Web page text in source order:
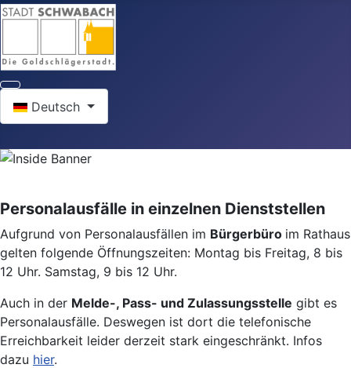
Deutsch
Personalausfälle in einzelnen Dienststellen
Aufgrund von Personalausfällen im Bürgerbüro im Rathaus
gelten folgende Öffnungszeiten: Montag bis Freitag, 8 bis
12 Uhr. Samstag, 9 bis 12 Uhr.
Auch in der Melde-, Pass- und Zulassungsstelle gibt es
Personalausfälle. Deswegen ist dort die telefonische
Erreichbarkeit leider derzeit stark eingeschränkt. Infos
dazu hier.